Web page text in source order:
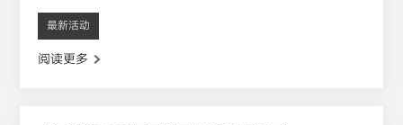
最新活动
阅读更多